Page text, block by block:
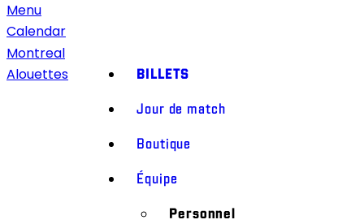
Menu
Calendar
Montreal
Alouettes
BILLETS
Jour de match
Boutique
Équipe
Personnel